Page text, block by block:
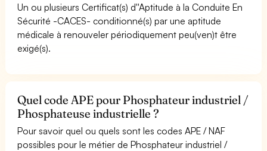
Un ou plusieurs Certificat(s) d''Aptitude à la Conduite En
Sécurité -CACES- conditionné(s) par une aptitude
médicale à renouveler périodiquement peu(ven)t être
exigé(s).
Quel code APE pour Phosphateur industriel /
Phosphateuse industrielle ?
Pour savoir quel ou quels sont les codes APE / NAF
possibles pour le métier de Phosphateur industriel /